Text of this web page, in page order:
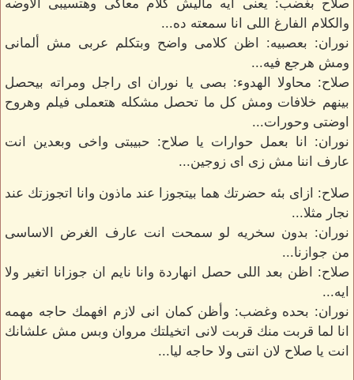
صلاح بغضب: يعنى ايه ماليش كلام معاكى وهتسيبى الاوضه
والكلام الفارغ اللى انا سمعته ده...
نوران: بعصبيه: اظن كلامى واضح وبتكلم عربى مش ألمانى
ومش هرجع فيه...
صلاح: محاولا الهدوء: بصى يا نوران اى راجل ومراته بيحصل
بينهم خلافات ومش كل ما تحصل مشكله هتعملى فيلم وهروح
اوضتى وحورات...
نوران: انا بعمل حوارات يا صلاح: حبيبتى واخى وبعدين انت
عارف اننا مش زى اى زوجين...
صلاح: ازاى بئه حضرتك هما بيتجوزا عند ماذون وانا اتجوزتك عند
نجار مثلا...
نوران: بدون سخريه لو سمحت انت عارف الغرض الاساسى
من جوازنا...
صلاح: اظن بعد اللى حصل انهاردة وانا نايم ان جوزانا اتغير ولا
ايه...
نوران: بحده وغضب: وأظن كمان انى لازم افهمك حاجه مهمه
انا لما قربت منك قربت لانى اتخيلتك مروان وبس مش علشانك
انت يا صلاح لان انتى ولا حاجه ليا...